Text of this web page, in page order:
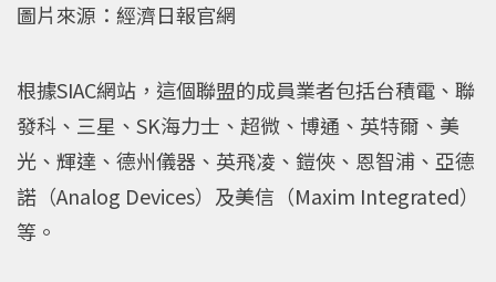
圖片來源：經濟日報官網
根據SIAC網站，這個聯盟的成員業者包括台積電、聯
發科、三星、SK海力士、超微、博通、英特爾、美
光、輝達、德州儀器、英飛凌、鎧俠、恩智浦、亞德
諾（Analog Devices）及美信（Maxim Integrated）
等。